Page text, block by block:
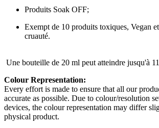
Produits Soak OFF;
Exempt de 10 produits toxiques, Vegan
cruauté.
Une bouteille de 20 ml peut atteindre jusqu'à
Colour Representation:
Every effort is made to ensure that all our
accurate as possible. Due to colour/resolution
devices, the colour representation may differ
physical product.